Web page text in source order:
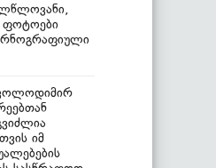
ფოტოები
იმ